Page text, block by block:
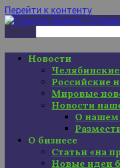
Перейти к контенту
Поиск:
Новости
Российские
Мировые
Новости
О нашем
О бизнесе
Статьи «на
Новые идеи